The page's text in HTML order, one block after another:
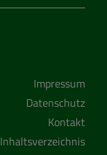
Impressum
Datenschutz
Kontakt
Inhaltsverzeichnis